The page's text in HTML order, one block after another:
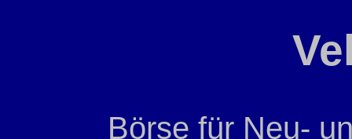
Börse für Neu-